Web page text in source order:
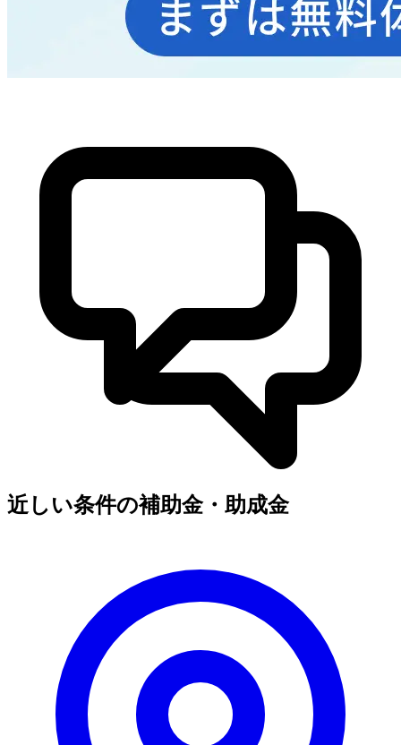
近しい条件の補助金・助成金